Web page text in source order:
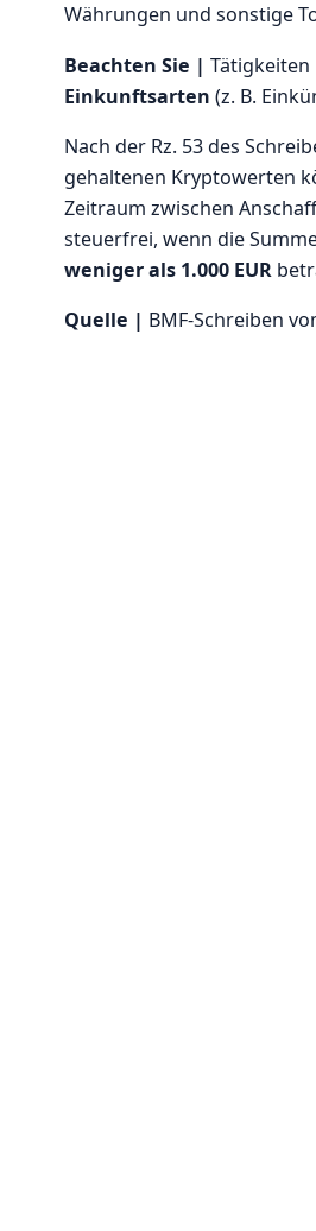
Währungen und sonstige
Beachten Sie |
Einkunftsarten (z. B.
Nach der Rz. 53 des
gehaltenen Kryptowerten
Zeitraum zwischen
steuerfrei, wenn die
weniger als 1.000 EUR
Quelle | BMF-Schreiben